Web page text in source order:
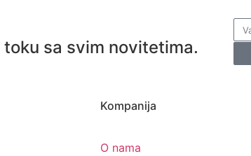
sa svim novitetima.
Kompanija
O nama